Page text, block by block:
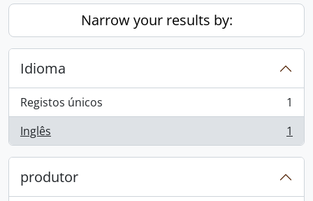
Narrow your results by:
Idioma
Registos únicos
, 1 resultados
1
Inglês
, 1 resultados 1
produtor